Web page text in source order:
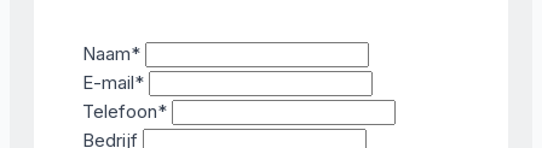
Naam*
E-mail*
Telefoon*
Bedrijf